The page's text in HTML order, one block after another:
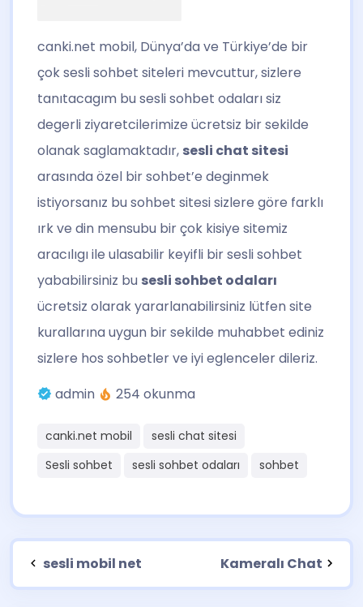
canki.net mobil, Dünya’da ve Türkiye’de bir
çok sesli sohbet siteleri mevcuttur, sizlere
tanıtacagım bu sesli sohbet odaları siz
degerli ziyaretcilerimize ücretsiz bir sekilde
olanak saglamaktadır, sesli chat sitesi
arasında özel bir sohbet’e deginmek
istiyorsanız bu sohbet sitesi sizlere göre farklı
ırk ve din mensubu bir çok kisiye sitemiz
aracılıgı ile ulasabilir keyifli bir sesli sohbet
yababilirsiniz bu sesli sohbet odaları
ücretsiz olarak yararlanabilirsiniz lütfen site
kurallarına uygun bir sekilde muhabbet ediniz
sizlere hos sohbetler ve iyi eglenceler dileriz.
admin
254 okunma
canki.net mobil
sesli chat sitesi
Sesli sohbet
sesli sohbet odaları sohbet
sesli mobil net Kameralı Chat